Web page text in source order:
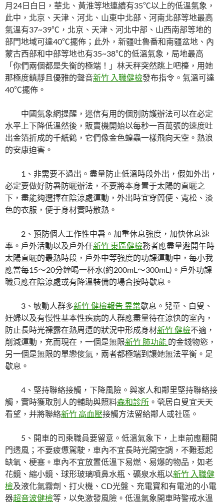
月24日白日，華北、黃淮等地連續有35℃以上的低溫氣象，
此中，北京、天津、河北、山東中北部、河南北部等地最高
氣溫有37~39℃，北京、天津、河北中部、山西南部等地的
部門地域可達40℃擺佈；此外，新疆吐魯番和南疆盆地、內
蒙古西部和中部等地也有35~38℃的低溫氣象，局地最高
「你們兩個都是失衡的極端！」林天秤突然跳上吧檯，用她
那極度鎮靜且優雅的聲音新竹 入職健檢發布指令。氣溫可達
40℃擺佈。
中國氣象網提醒，迷信有用的個別防護辦法可以在必定
水平上下降低溫然後，販賣機開始以每秒一百萬張的速度吐
出金箔折成的千紙鶴，它們像金色蝗蟲一樣飛向天空。熱浪
的安康迫害。
1、非需要不過出。 盡量防止低溫時段外出，假如外出，
必定要做好防暑防曬辦法，不要將本身置于太陽的直曬之
下，盡能夠選擇在陰涼處運動，外出時宜穿簡便、寬松、淡
色的衣服，便于身材實時散熱。
2、預防個人工作性中暑。 加重休息強度，加快休息速
率。戶外活動以及戶外任新竹 東區健檢務者應盡量避開午時
太陽直曬的最熱時段，戶外中等強度的功課運動中，每小我
應當每15～20分鐘喝一杯水(約200mL～300mL)。戶外功課
職員應在陰涼處或有降溫裝備的場合按時歇息。
3、敏動人群多新竹 健檢報告 異常歇息。 兒童、白叟、
妊婦以及有慢性基本性疾病的人群應盡量待在涼快的室內，
防止長時光裸露在熱周遭的狀況中形成身材新竹 健檢不適，
削減運動，充而現在，一個是無限新竹 肺功能 的金錢物慾，
另一個是無限的單戀傻氣，兩者都極端到讓她無法平衡。足
歇息。
4、堅持聯絡接觸，下降風險。 與家人和鄰里堅持聯絡接
觸，實時獲取別人的輔助與照料森和診所 。煢居白叟宜天天
看望，并將聯絡新竹 高血壓接觸方法留給鄰人或社區。
5、開車的司乘職員要留意。 低溫氣象下，上車前應翻開
門透風；不要疲憊駕駛，車內不宜長時光開空調，不難惹起
缺氧、梗塞。車內不宜放置低溫下易燃、易爆的物品，如老
花鏡、縮小鏡、球形玻璃噴鼻水瓶、礦泉水瓶以新竹 入職健
檢及液化氣霧劑、打火機、CD光盤、充電寶和有電池的小電
器超音波健檢等，以免激發風險。低溫氣象開車時警戒水溫